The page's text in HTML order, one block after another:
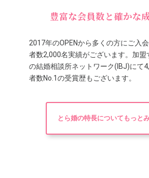
豊富な会員数と確かな
2017年のOPENから多くの方にご入
者数2,000名実績がございます。加盟
の結婚相談所ネットワーク(IBJ)にて
者数No.1の受賞歴もございます。
とら婚の特長についてもっと